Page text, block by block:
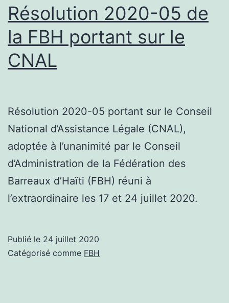
Résolution 2020-05 de
la FBH portant sur le
CNAL
Résolution 2020-05 portant sur le Conseil
National d’Assistance Légale (CNAL),
adoptée à l’unanimité par le Conseil
d’Administration de la Fédération des
Barreaux d’Haïti (FBH) réuni à
l’extraordinaire les 17 et 24 juillet 2020.
Publié le 24 juillet 2020
Catégorisé comme FBH